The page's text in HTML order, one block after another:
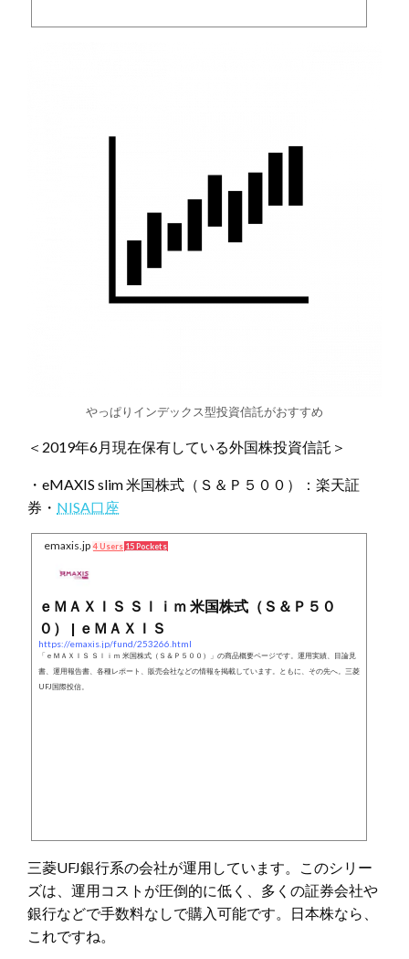
やっぱりインデックス型投資信託がおすすめ
＜2019年6月現在保有している外国株投資信託＞
・eMAXIS slim 米国株式（Ｓ＆Ｐ５００）：楽天証
券・ NISA口座
emaxis.jp 4 Users 15 Pockets
ｅＭＡＸＩＳ Ｓｌｉｍ 米国株式（Ｓ＆Ｐ５０
０） | ｅＭＡＸＩＳ
https://emaxis.jp/fund/253266.html
「ｅＭＡＸＩＳ Ｓｌｉｍ 米国株式（Ｓ＆Ｐ５００）」の商品概要ページです。運用実績、目論見
書、運用報告書、各種レポート、販売会社などの情報を掲載しています。ともに、その先へ。三菱
UFJ国際投信。
三菱UFJ銀行系の会社が運用しています。このシリー
ズは、運用コストが圧倒的に低く、多くの証券会社や
銀行などで手数料なしで購入可能です。日本株なら、
これですね。